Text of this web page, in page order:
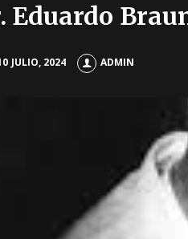
Eduardo
JULIO, 2024 ADMIN